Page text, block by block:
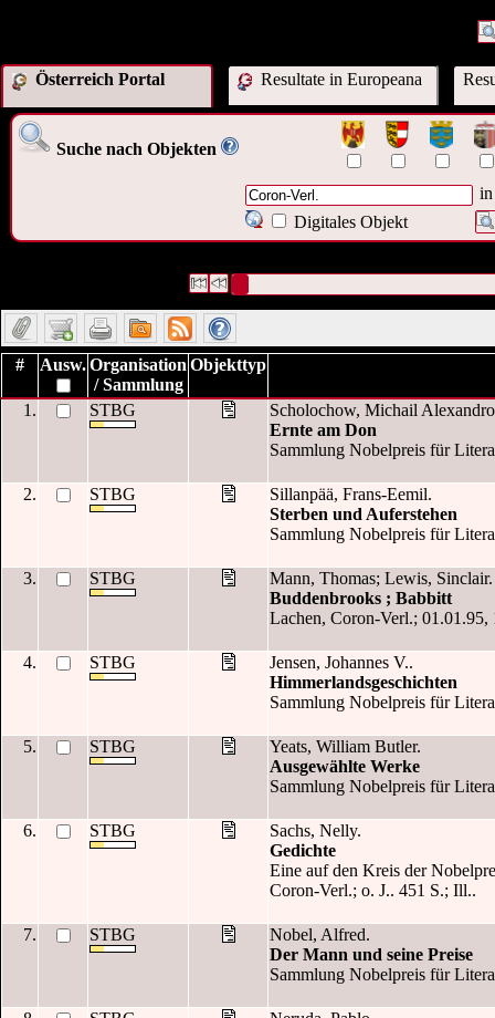
Österreich Portal Resultate in Europeana
Suche nach Objekten
in
Digitales Objekt
# Ausw.Organisation
/ Sammlung
Objekttyp
1. STBG
Scholochow, Michail
Ernte am Don
Sammlung Nobelpreis für
2. STBG
Sillanpää, Frans-Eemil.
Sterben und Auferstehen
Sammlung Nobelpreis für
3. STBG
Mann, Thomas; Lewis, Sinclair.
Buddenbrooks ; Babbitt
Lachen, Coron-Verl.;
4. STBG
Jensen, Johannes V..
Himmerlandsgeschichten
Sammlung Nobelpreis für
5. STBG
Yeats, William Butler.
Ausgewählte Werke
Sammlung Nobelpreis für
6. STBG
Sachs, Nelly.
Gedichte
Eine auf den Kreis der
Coron-Verl.; o. J.. 451 S.; Ill..
7. STBG
Nobel, Alfred.
Der Mann und seine Preise
Sammlung Nobelpreis für